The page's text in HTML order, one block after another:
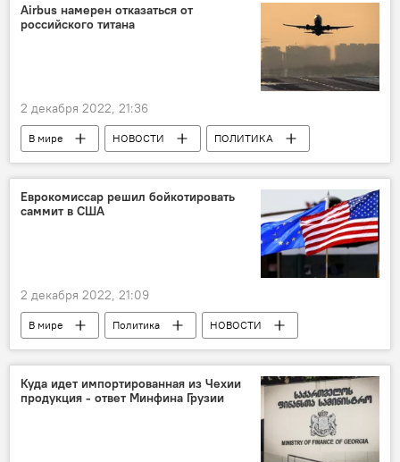
Airbus намерен отказаться от
российского титана
2 декабря 2022, 21:36
В мире НОВОСТИ
ПОЛИТИКА
США
Airbus
Япония
Антироссийские санкции
Еврокомиссар решил бойкотировать
саммит в США
2 декабря 2022, 21:09
В мире Политика
НОВОСТИ
США
Вашингтон
Джо Байден
газ
Инфляция
Куда идет импортированная из Чехии
продукция - ответ Минфина Грузии